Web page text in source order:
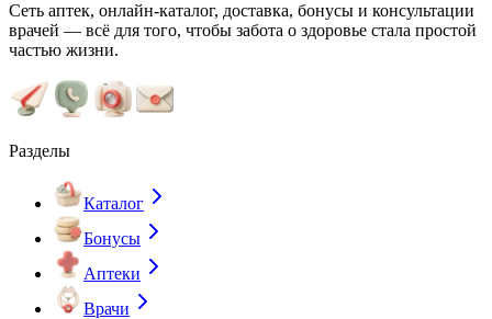
Сеть аптек, онлайн-каталог, доставка, бонусы и консультации
врачей — всё для того, чтобы забота о здоровье стала простой
частью жизни.
Разделы
Каталог
Бонусы
Аптеки
Врачи